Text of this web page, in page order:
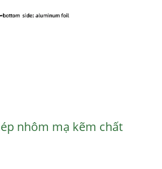
nhôm mạ kẽm chất